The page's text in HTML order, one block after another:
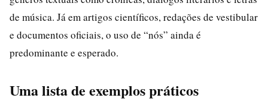
de música. Já em artigos científicos, redações de vestibular
e documentos oficiais, o uso de “nós” ainda é
predominante e esperado.
Uma lista de exemplos práticos